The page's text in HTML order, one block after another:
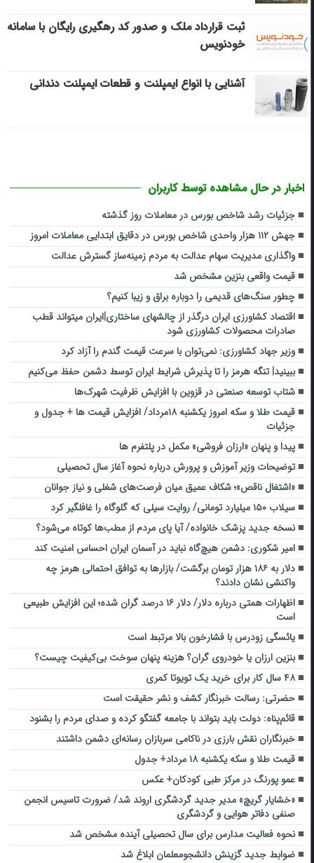
ثبت قرارداد ملک و صدور کد رهگیری رایگان با سامانه
خودنویس
آشنایی با انواع ایمپلنت و قطعات ایمپلنت دندانی
اخبار در حال مشاهده توسط کاربران
جزئیات رشد شاخص بورس در معاملات روز گذشته
جهش ۱۱۲ هزار واحدی شاخص بورس در دقایق ابتدایی معاملات امروز
واگذاری مدیریت سهام عدالت به مردم زمینه‌ساز گسترش عدالت
قیمت واقعی بنزین مشخص شد
چطور سنگ‌های قدیمی را دوباره براق و زیبا کنیم؟
اقتصاد کشاورزی ایران درگذر از چالشهای ساختاری|ایران میتواند قطب
صادرات محصولات کشاورزی شود
وزیر جهاد کشاورزی: نمی‌توان با سرعت قیمت گندم را آزاد کرد
ببینید| تنگه هرمز را تا پذیرش شرایط ایران توسط دشمن حفظ می‌کنیم
شتاب توسعه صنعتی در قزوین با افزایش ظرفیت شهرک‌ها
قیمت طلا و سکه امروز یکشنبه ۱۸مرداد/ افزایش قیمت ها + جدول و
جزئیات
پیدا و پنهان «ارزان فروشی» مکمل در پلتفرم ها
توضیحات وزیر آموزش و پرورش درباره نحوه آغاز سال تحصیلی
«اشتغال ناقص»؛ شکاف عمیق میان فرصت‌های شغلی و نیاز جوانان
سیلاب ۱۵۰ میلیارد تومانی/ روایت سیلی که گلوگاه را غافلگیر کرد
نسخه جدید پزشک خانواده/ آیا پای مردم از مطب‌ها‌ کوتاه می‌شود؟
امیر شکوری: دشمن هیچ‌گاه نباید در آسمان ایران احساس امنیت کند
دلار به ۱۸۶ هزار تومان برگشت/ بازارها به توافق احتمالی هرمز چه
واکنشی نشان دادند؟
اظهارات همتی درباره دلار/ دلار ۱۶ درصد گران شده؛ این افزایش طبیعی
است
یائسگی زودرس با فشارخون بالا مرتبط است
بنزین ارزان یا خودروی گران؟ هزینه پنهان سوخت بی‌کیفیت چیست؟
۴۸ سال کار برای خرید یک تویوتا کمری
حضرتی: رسالت خبرنگار کشف و نشر حقیقت است
قائم‌پناه: دولت باید بتواند با جامعه گفتگو کرده و صدای مردم را بشنود
خبرنگاران نقش بارزی در ناکامی سربازان رسانه‌ای دشمن داشتند
قیمت طلا و سکه یکشنبه ۱۸ مرداد+ جدول
عمو پورنگ در مرکز طبی کودکان+ عکس
«خشایار گریچ» مدیر جدید گردشگری اروند شد/ ضرورت تاسیس انجمن
صنفی دفاتر هوایی و گردشگری
نحوه فعالیت مدارس برای سال تحصیلی آینده مشخص شد
ضوابط جدید گزینش دانشجومعلمان ابلاغ شد